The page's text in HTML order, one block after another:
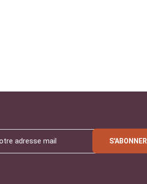
S'ABONNER